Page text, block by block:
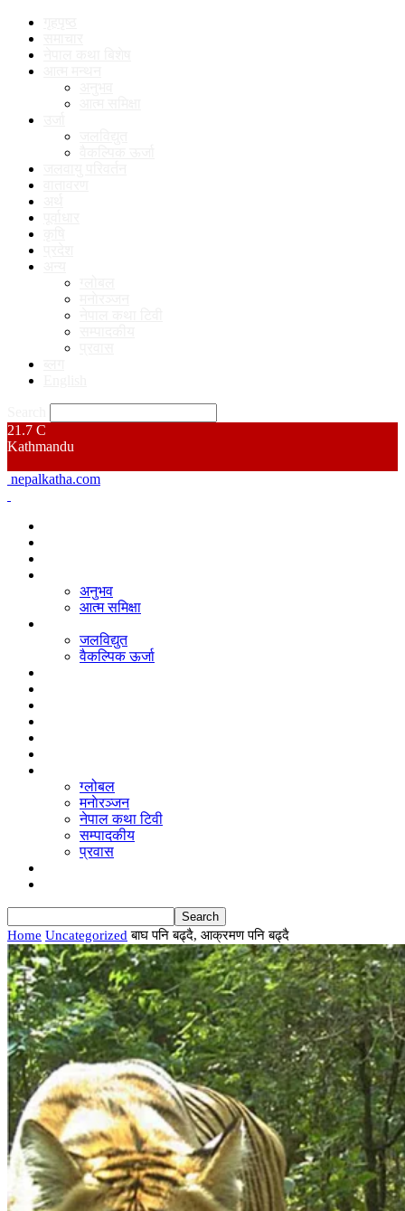
21.7 C
Kathmandu
nepalkatha.com
अनुभव
आत्म समिक्षा
जलविद्युत
वैकल्पिक ऊर्जा
ग्लोबल
मनाेरञ्जन
नेपाल कथा टिवी
सम्पादकीय
प्रवास
Home Uncategorized बाघ पनि बढ्दै, आक्रमण पनि बढ्दै